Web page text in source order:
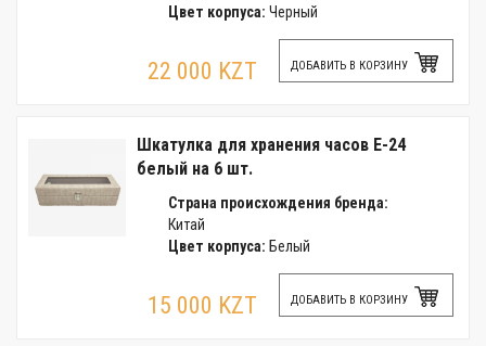
Цвет корпуса: Черный
22 000 KZT ДОБАВИТЬ В КОРЗИНУ
Шкатулка для хранения часов E-24
белый на 6 шт.
Страна происхождения бренда:
Китай
Цвет корпуса: Белый
15 000 KZT ДОБАВИТЬ В КОРЗИНУ